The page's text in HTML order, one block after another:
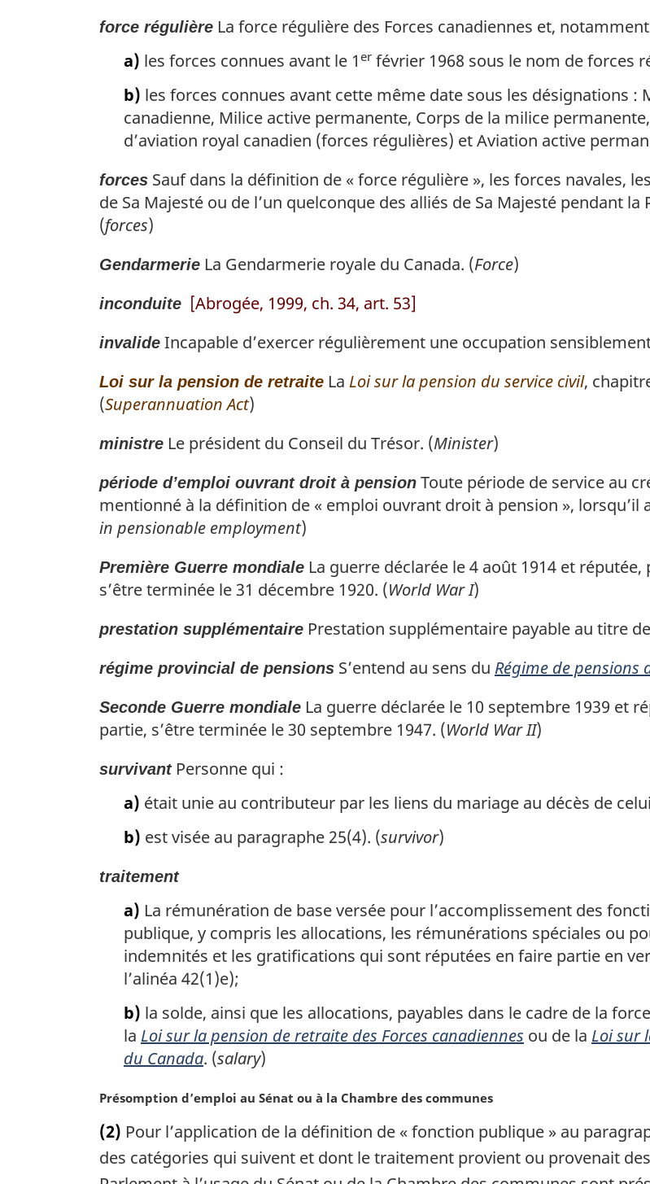
force régulière La force régulière des Forces canadiennes et,
a) les forces connues avant le 1 er février 1968 sous le nom de forces
b) les forces connues avant cette même date sous les désignations :
canadienne, Milice active permanente, Corps de la milice
d’aviation royal canadien (forces régulières) et Aviation active
forces Sauf dans la définition de « force régulière », les forces navales,
de Sa Majesté ou de l’un quelconque des alliés de Sa Majesté pendant
(forces)
Gendarmerie La Gendarmerie royale du Canada. (Force)
inconduite [Abrogée, 1999, ch. 34, art. 53]
invalide Incapable d’exercer régulièrement une occupation
Loi sur la pension de retraite La Loi sur la pension du service civil,
(Superannuation Act)
ministre Le président du Conseil du Trésor. (Minister)
période d’emploi ouvrant droit à pension Toute période de service au
mentionné à la définition de « emploi ouvrant droit à pension », lorsqu’il
in pensionable employment)
Première Guerre mondiale La guerre déclarée le 4 août 1914 et
s’être terminée le 31 décembre 1920. (World War I)
prestation supplémentaire Prestation supplémentaire payable au titre
régime provincial de pensions S’entend au sens du Régime de pensions
Seconde Guerre mondiale La guerre déclarée le 10 septembre 1939 et
partie, s’être terminée le 30 septembre 1947. (World War II)
survivantPersonne qui :
a) était unie au contributeur par les liens du mariage au décès de
b) est visée au paragraphe 25(4). (survivor)
traitement
a) La rémunération de base versée pour l’accomplissement des
publique, y compris les allocations, les rémunérations spéciales ou
indemnités et les gratifications qui sont réputées en faire partie en
l’alinéa 42(1)e);
b) la solde, ainsi que les allocations, payables dans le cadre de la
la Loi sur la pension de retraite des Forces canadiennes ou de la Loi sur
du Canada. (salary)
N
t
e
Présomption d’emploi au Sénat ou à la Chambre des communes
(2) Pour l’application de la définition de « fonction publique » au
des catégories qui suivent et dont le traitement provient ou provenait